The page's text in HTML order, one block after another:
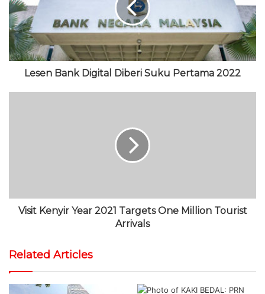
e
o
k
e
r
b
e
a
m
Lesen Bank Digital Diberi Suku Pertama 2022
Visit Kenyir Year 2021 Targets One Million Tourist
Arrivals
Related Articles